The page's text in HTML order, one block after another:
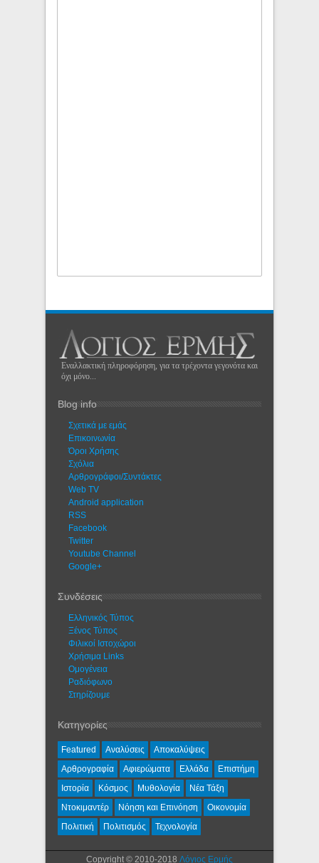
Εναλλακτική πληροφόρηση, για τα τρέχοντα γεγονότα και
όχι μόνο...
Blog info
Σχετικά με εμάς
Eπικοινωνία
Όροι Χρήσης
Σχόλια
Αρθρογράφοι/Συντάκτες
Web TV
Android application
RSS
Facebook
Twitter
Youtube Channel
Google+
Συνδέσεις
Ελληνικός Τύπος
Ξένος Τύπος
Φιλικοί Ιστοχώροι
Χρήσιμα Links
Ομογένεια
Ραδιόφωνο
Στηρίζουμε
Κατηγορίες
Featured Αναλύσεις
Αποκαλύψεις
Αρθρογραφία
Αφιερώματα Ελλάδα
Επιστήμη
Ιστορία
Κόσμος Μυθολογία
Νέα Τάξη
Ντοκιμαντέρ
Νόηση και Επινόηση
Οικονομία
Πολιτική
Πολιτισμός Τεχνολογία
Copyright © 2010-2018 Λόγιος Ερμής